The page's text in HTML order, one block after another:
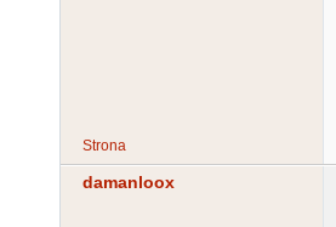
Strona
damanloox